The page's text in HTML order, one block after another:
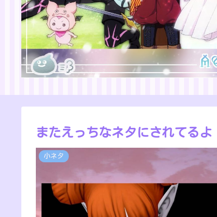
またえっちなネタにされてるよ
小ネタ